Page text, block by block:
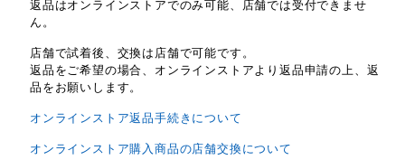
返品はオンラインストアでのみ可能、店舗では受付できませ
ん。
店舗で試着後、交換は店舗で可能です。
返品をご希望の場合、オンラインストアより返品申請の上、返
品をお願いします。
オンラインストア返品手続きについて
オンラインストア購入商品の店舗交換について